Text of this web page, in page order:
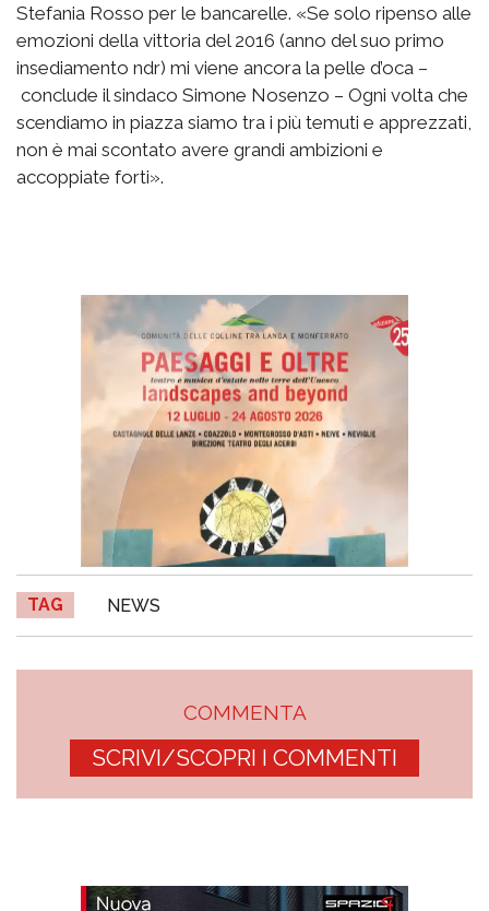
Stefania Rosso per le bancarelle. «Se solo ripenso alle
emozioni della vittoria del 2016 (anno del suo primo
insediamento ndr) mi viene ancora la pelle d’oca –
conclude il sindaco Simone Nosenzo – Ogni volta che
scendiamo in piazza siamo tra i più temuti e apprezzati,
non è mai scontato avere grandi ambizioni e
accoppiate forti».
TAG NEWS
COMMENTA
SCRIVI/SCOPRI I COMMENTI